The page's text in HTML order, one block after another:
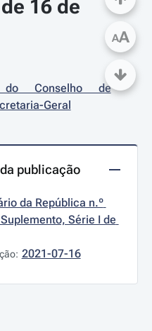
16 de
do Conselho de
Geral
publicação
da República n.º
Série I de
2021-07-16
AA